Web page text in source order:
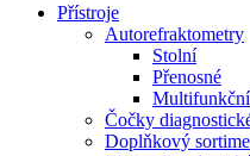
Přístroje
Autorefraktometry
Stolní
Přenosné
Multifunkční
Čočky
Doplňkový